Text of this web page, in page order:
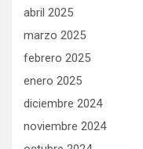
abril 2025
marzo 2025
febrero 2025
enero 2025
diciembre 2024
noviembre 2024